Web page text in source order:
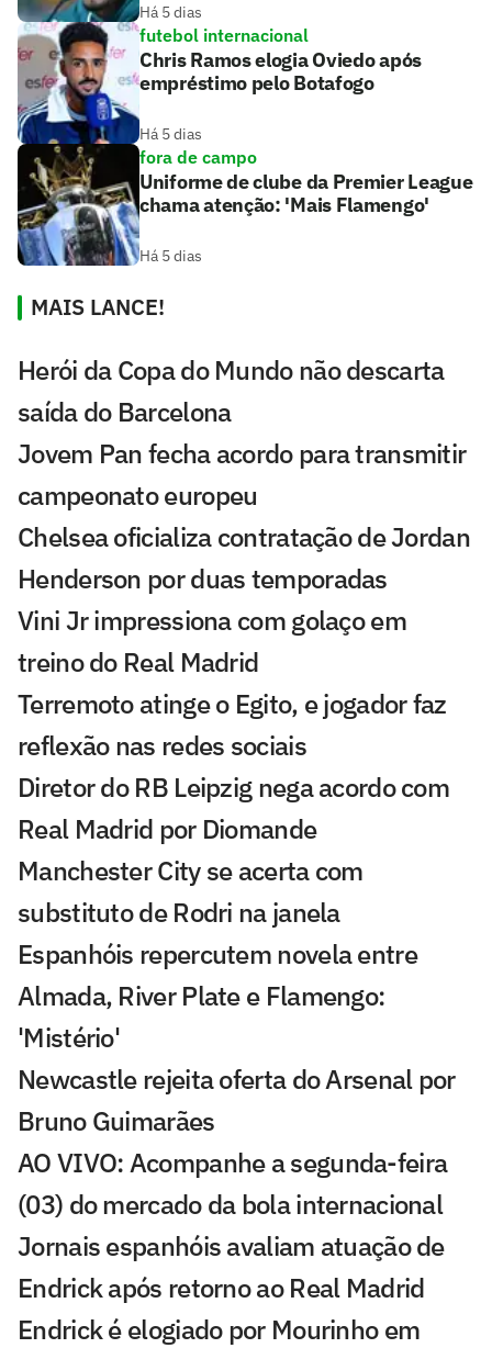
Há 5 dias
futebol internacional
Chris Ramos elogia Oviedo após
empréstimo pelo Botafogo
Há 5 dias
fora de campo
Uniforme de clube da Premier League
chama atenção: 'Mais Flamengo'
Há 5 dias
MAIS LANCE!
Herói da Copa do Mundo não descarta
saída do Barcelona
Jovem Pan fecha acordo para transmitir
campeonato europeu
Chelsea oficializa contratação de Jordan
Henderson por duas temporadas
Vini Jr impressiona com golaço em
treino do Real Madrid
Terremoto atinge o Egito, e jogador faz
reflexão nas redes sociais
Diretor do RB Leipzig nega acordo com
Real Madrid por Diomande
Manchester City se acerta com
substituto de Rodri na janela
Espanhóis repercutem novela entre
Almada, River Plate e Flamengo:
'Mistério'
Newcastle rejeita oferta do Arsenal por
Bruno Guimarães
AO VIVO: Acompanhe a segunda-feira
(03) do mercado da bola internacional
Jornais espanhóis avaliam atuação de
Endrick após retorno ao Real Madrid
Endrick é elogiado por Mourinho em